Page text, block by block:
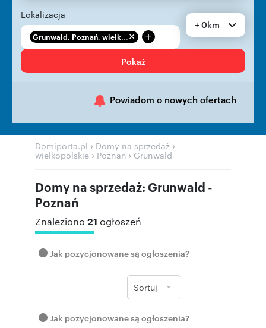
Lokalizacja
Grunwald, Poznań, wielk... +
+ 0km
Pokaż
Powiadom o nowych ofertach
Domiporta.pl › Domy na sprzedaż ›
wielkopolskie › Poznań › Grunwald
Domy na sprzedaż: Grunwald -
Poznań
Znaleziono 21 ogłoszeń
Jak pozycjonowane są ogłoszenia?
Sortuj
Jak pozycjonowane są ogłoszenia?